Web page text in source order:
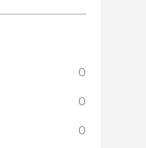
0
0
0